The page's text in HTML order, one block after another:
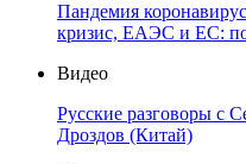
Пандемия
кризис, ЕАЭС и ЕС:
Видео
Русские разговоры с
Дроздов (Китай)